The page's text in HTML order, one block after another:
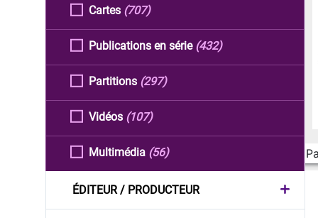
Cartes (707)
Publications en série (432)
Partitions (297)
Vidéos (107)
Multimédia (56)
ÉDITEUR / PRODUCTEUR